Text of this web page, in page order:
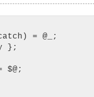
= @_;
};
$@;